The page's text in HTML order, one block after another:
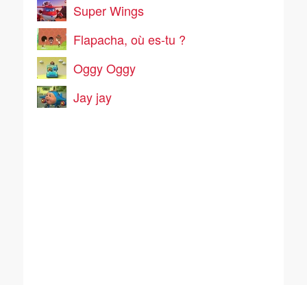
Super Wings
Flapacha, où es-tu ?
Oggy Oggy
Jay jay